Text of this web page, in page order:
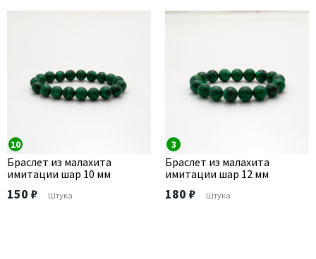
10
Браслет из малахита
имитации шар 10 мм
150 ₽ Штука
3
Браслет из малахита
имитации шар 12 мм
180 ₽ Штука